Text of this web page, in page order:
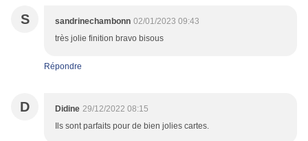
S sandrinechambonn 02/01/2023 09:43
très jolie finition bravo bisous
Répondre
D Didine 29/12/2022 08:15
Ils sont parfaits pour de bien jolies cartes.